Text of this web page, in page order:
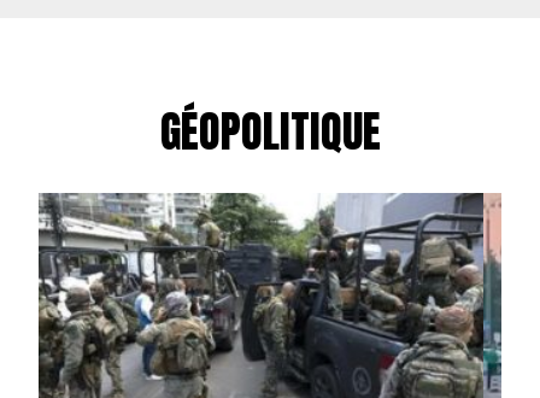
GÉOPOLITIQUE